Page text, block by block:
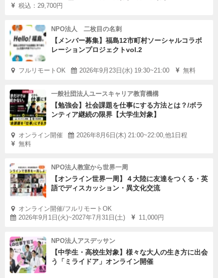
税込：29,700円
NPO法人 二枚目の名刺
【メンバー募集】福島12市町村ソーシャルコラボ
レーションプロジェクトvol.2
フルリモートOK 2026年9月23日(水) 19:30~21:00 無料
一般社団法人ユースキャリア教育機構
【勉強会】社会課題を仕事にする方法とは？/ボラ
ンティア継続の限界【大学生対象】
オンライン開催
2026年8月6日(木) 21:00~22:00,他1日程
無料
NPO法人教室から世界一周
【オンライン世界一周】４大陸に友達をつくる・英
語でディスカッション・異文化交流
オンライン開催/フルリモートOK
2026年9月1日(火)~2027年7月31日(土)
11,000円
NPO法人アスデッサン
【中学生・高校生対象】様々な大人の生き方に出会
う「ミライドア」オンライン開催